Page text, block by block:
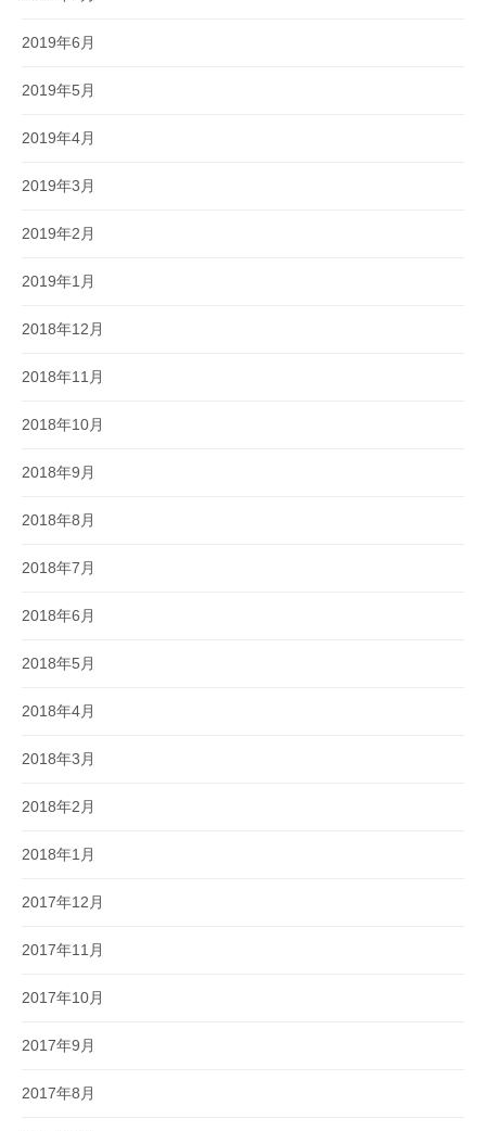
2019年6月
2019年5月
2019年4月
2019年3月
2019年2月
2019年1月
2018年12月
2018年11月
2018年10月
2018年9月
2018年8月
2018年7月
2018年6月
2018年5月
2018年4月
2018年3月
2018年2月
2018年1月
2017年12月
2017年11月
2017年10月
2017年9月
2017年8月